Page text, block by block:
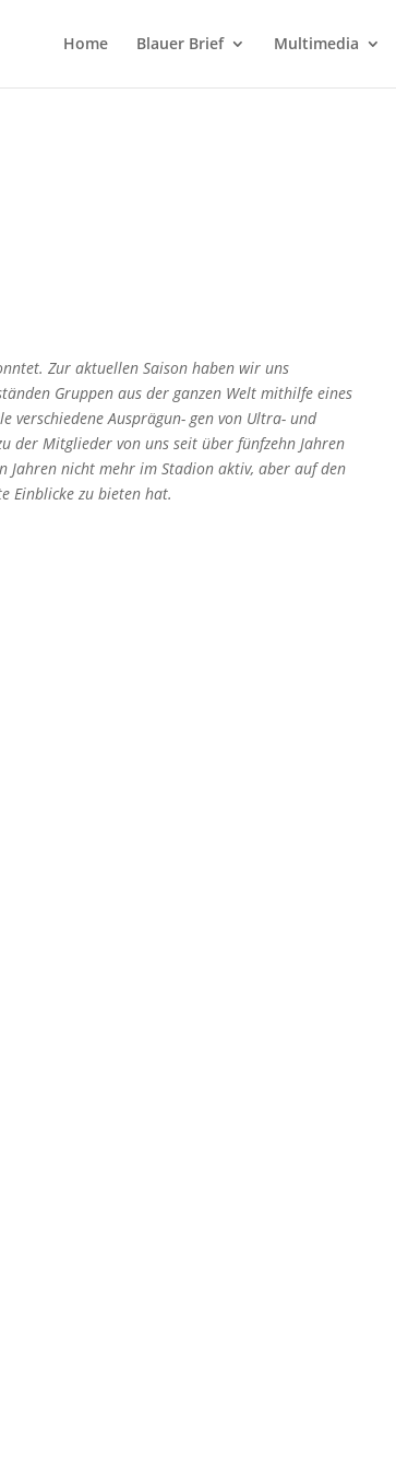
Home Blauer Brief Multimedia
Zur aktuellen Saison haben wir uns
Gruppen aus der ganzen Welt mithilfe eines
verschiedene Ausprägun- gen von Ultra- und
der Mitglieder von uns seit über fünfzehn Jahren
Jahren nicht mehr im Stadion aktiv, aber auf den
Einblicke zu bieten hat.